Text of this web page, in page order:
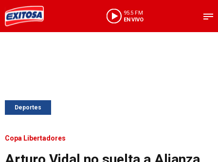
95.5 FM
EN VIVO
Deportes
Copa Libertadores